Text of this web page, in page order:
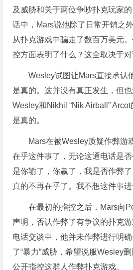
及威胁和关于两位争吵扑克玩家
话中，Mars说他除了日常开销之
从扑克游戏中骗走了数百万美元
控方面表明了什么？这全取决于对
Wesley试图让Mars直接承认
是真的。这并没有真正发生，但
Wesley和Nikhil “Nik Airball”
是真的。
Mars在被Wesley质疑作弊游
在乎这件事了，无论这通电话是
是你输了，你赢了，我是否作弊
真的不再在乎了。我不想这件事进
在最初的指控之后，Mars向
声明，否认作弊了有争议的扑克
电话交谈中，他并未作弊进行明
了“暴力”威胁，希望说服Wesley
公开指控这群人作弊扑克游戏。